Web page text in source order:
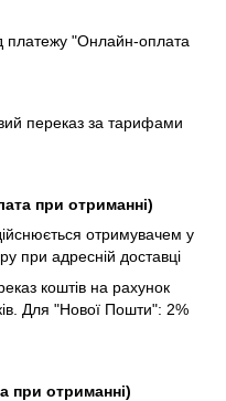
платежу "Онлайн-оплата
переказ за тарифами
при отриманні)
отримувачем у
при адресній доставці
коштів на рахунок
Для "Нової Пошти": 2%
при отриманні)